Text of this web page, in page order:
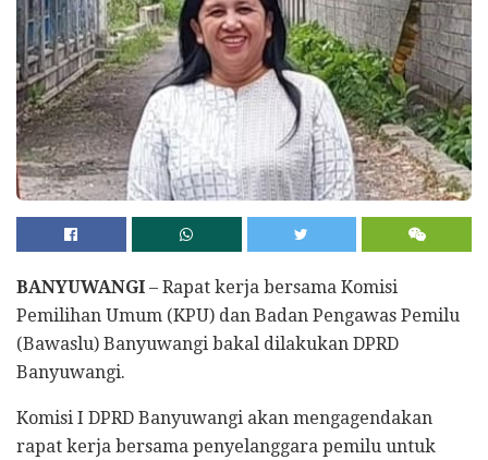
BANYUWANGI – Rapat kerja bersama Komisi
Pemilihan Umum (KPU) dan Badan Pengawas Pemilu
(Bawaslu) Banyuwangi bakal dilakukan DPRD
Banyuwangi.
Komisi I DPRD Banyuwangi akan mengagendakan
rapat kerja bersama penyelanggara pemilu untuk